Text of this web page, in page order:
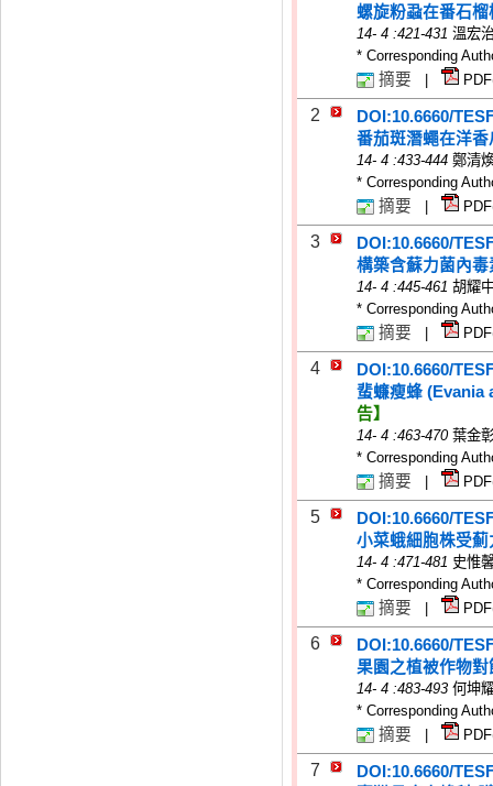
螺旋粉蝨在番石
14- 4 :421-431 溫宏
* Corresponding
摘要
2
DOI:10.6660/
番茄斑潛蠅在洋
14- 4 :433-444 鄭清
* Corresponding
摘要
3
DOI:10.6660/
構築含蘇力菌內
14- 4 :445-461 胡耀
* Corresponding
摘要
4
DOI:10.6660/
蜚蠊瘦蜂 (Evania
告】
14- 4 :463-470 葉金
* Corresponding
摘要
5
DOI:10.6660/
小菜蛾細胞株受
14- 4 :471-481 史惟
* Corresponding
摘要
6
DOI:10.6660/
果園之植被作物
14- 4 :483-493 何坤
* Corresponding
摘要
7
DOI:10.6660/